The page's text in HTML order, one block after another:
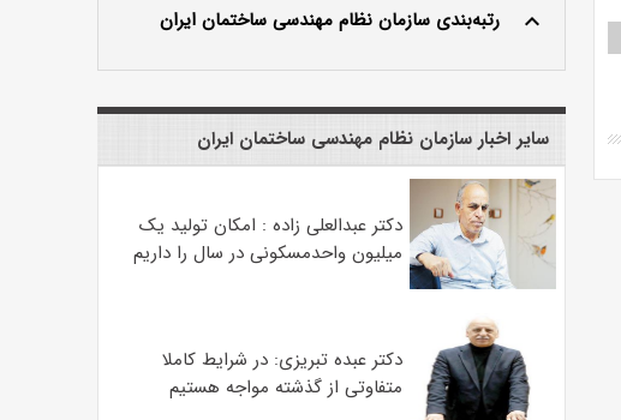
keyboard_arrow_up
رتبه‌بندی سازمان نظام مهندسی ساختمان ایران
سایر اخبار سازمان نظام مهندسی ساختمان ایران
دکتر عبدالعلی زاده : امکان تولید یک
میلیون واحدمسکونی در سال را داریم
دکتر عبده تبریزی: در شرایط کاملا
متفاوتی از گذشته مواجه هستیم